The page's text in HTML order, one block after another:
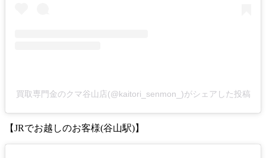
買取専門金のクマ谷山店(@kaitori_senmon_)がシェアした投稿
【JRでお越しのお客様(谷山駅)】